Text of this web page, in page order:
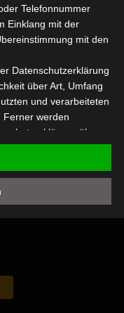
Telefonnummer
Einklang mit der
mit den
Datenschutzerklärung
über Art, Umfang
und verarbeiteten
Ferner werden
über
zahlreiche
umgesetzt, um
sicherzustellen.
telefonisch,